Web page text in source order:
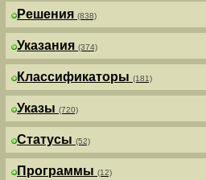
Решения (838)
Указания (374)
Классификаторы (181)
Указы (720)
Статусы (52)
Программы (12)